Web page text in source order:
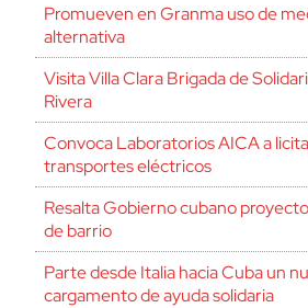
Promueven en Granma uso de
alternativa
Visita Villa Clara Brigada de
Rivera
Convoca Laboratorios AICA a
transportes eléctricos
Resalta Gobierno cubano
de barrio
Parte desde Italia hacia Cuba un
cargamento de ayuda solidaria